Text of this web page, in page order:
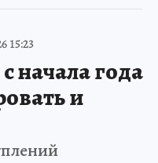
15:23
начала года
и